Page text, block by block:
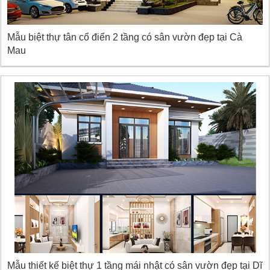
Mẫu biệt thự tân cổ điển 2 tầng có sân vườn đẹp tại Cà
Mau
Mẫu thiết kế biệt thự 1 tầng mái nhật có sân vườn đẹp tại Dĩ